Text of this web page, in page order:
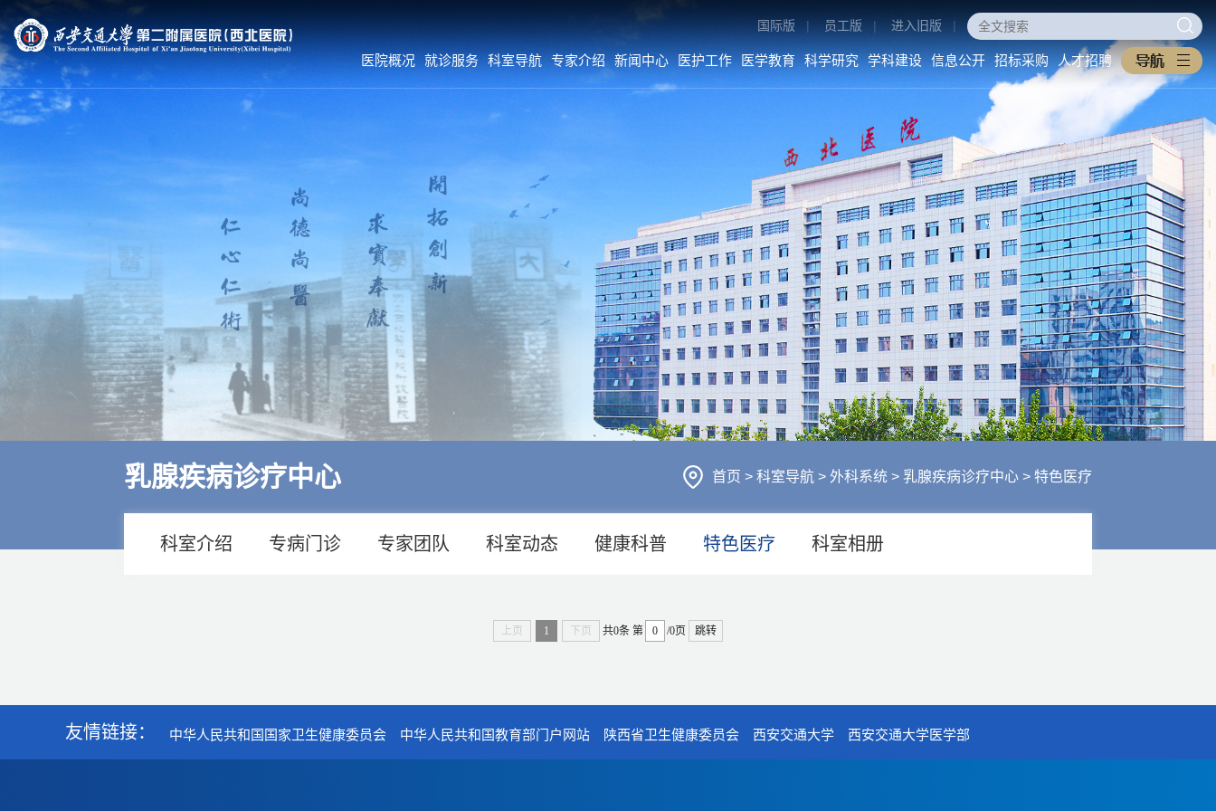
医院概况
医保服务
护理到家
就诊须知
就医流程
多学科诊疗
特色医疗
住院指南
病院•中心
外科系统
医技•平台
病院•中心
科室动态
人文关怀
媒体二院
公告
数字院报
护理动态
医学教育
本科生教育
研究生教育
住培专培
继续教育
教学之窗
规章制度
下载专区
科学研究
科研动态
科研管理
学科建设
重点学科
医工交叉
中西医协同旗舰医院
信息公开
医院概况
医院环境
行风建设
招标采购
采购公告
中标公告
人才招聘
国际版 | 员工版 | 进入旧版 |
医院概况 就诊服务 科室导航 专家介绍 新闻中心 医护工作 医学教育 科学研究 学科建设 信息公开 招标采购 人才招聘
乳腺疾病诊疗中心 首页 > 科室导航 > 外科系统 > 乳腺疾病诊疗中心 > 特色医疗
科室介绍 专病门诊 专家团队 科室动态 健康科普 特色医疗 科室相册
上页 1 下页 共0条 第 /0页 跳转
友情链接： 中华人民共和国国家卫生健康委员会 中华人民共和国教育部门户网站 陕西省卫生健康委员会 西安交通大学 西安交通大学医学部